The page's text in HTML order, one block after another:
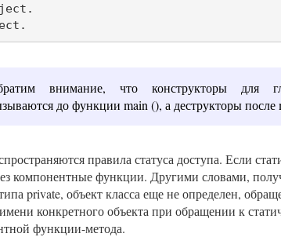
внимание, что конструкторы для
до функции main (), а деструкторы после
правила статуса доступа. Если
компонентные функции. Другими словами,
private, объект класса еще не определен,
конкретного объекта при обращении к
функции-метода.